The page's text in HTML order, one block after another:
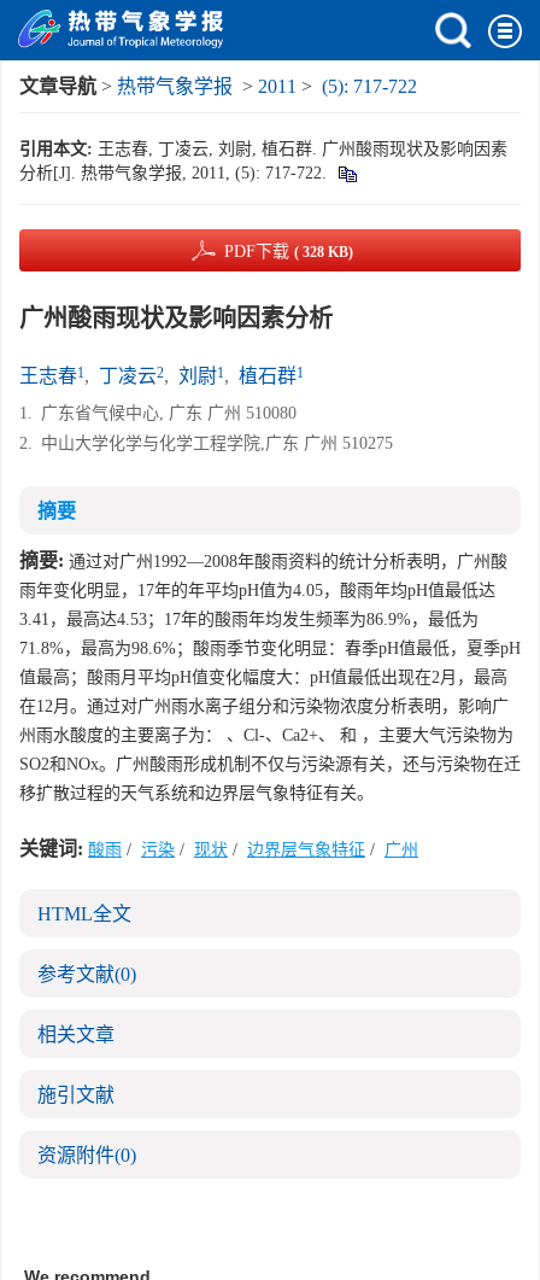
文章导航 > 热带气象学报 > 2011 > (5): 717-722
引用本文: 王志春, 丁凌云, 刘尉, 植石群. 广州酸雨现状及影响因素
分析[J]. 热带气象学报, 2011, (5): 717-722.
PDF下载 ( 328 KB)
广州酸雨现状及影响因素分析
王志春1, 丁凌云2, 刘尉1, 植石群1
1. 广东省气候中心, 广东 广州 510080
2. 中山大学化学与化学工程学院,广东 广州 510275
摘要
摘要: 通过对广州1992—2008年酸雨资料的统计分析表明，广州酸
雨年变化明显，17年的年平均pH值为4.05，酸雨年均pH值最低达
3.41，最高达4.53；17年的酸雨年均发生频率为86.9%，最低为
71.8%，最高为98.6%；酸雨季节变化明显：春季pH值最低，夏季pH
值最高；酸雨月平均pH值变化幅度大：pH值最低出现在2月，最高
在12月。通过对广州雨水离子组分和污染物浓度分析表明，影响广
州雨水酸度的主要离子为： 、Cl-、Ca2+、 和 ，主要大气污染物为
SO2和NOx。广州酸雨形成机制不仅与污染源有关，还与污染物在迁
移扩散过程的天气系统和边界层气象特征有关。
关键词: 酸雨 / 污染 / 现状 / 边界层气象特征 / 广州
HTML全文
参考文献(0)
相关文章
施引文献
资源附件(0)